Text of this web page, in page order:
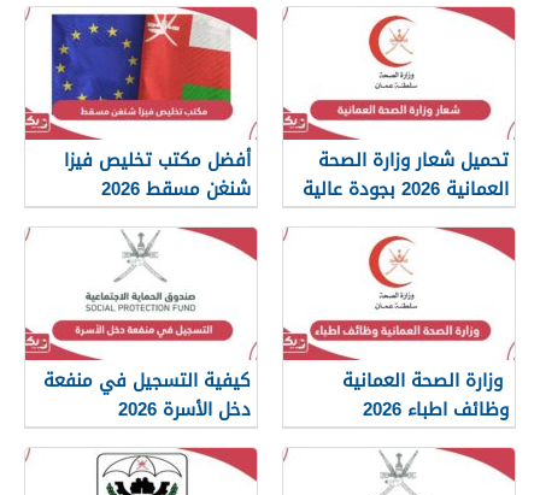
تحميل شعار وزارة الصحة
العمانية 2026 بجودة عالية
png
أفضل مكتب تخليص فيزا
شنغن مسقط 2026
وزارة الصحة العمانية
وظائف اطباء 2026
كيفية التسجيل في منفعة
دخل الأسرة 2026